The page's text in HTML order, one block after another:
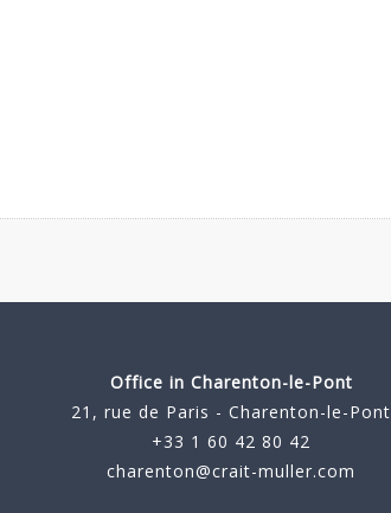
Office in Charenton-le-Pont
21, rue de Paris - Charenton-le-Pont
+33 1 60 42 80 42
charenton@crait-muller.com